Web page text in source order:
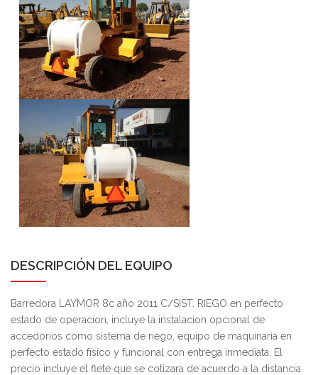
DESCRIPCIÓN DEL EQUIPO
Barredora LAYMOR 8c año 2011 C/SIST. RIEGO en perfecto
estado de operacion, incluye la instalacion opcional de
accedorios como sistema de riego, equipo de maquinaria en
perfecto estado físico y funcional con entrega inmediata. El
precio incluye el flete que se cotizara de acuerdo a la distancia